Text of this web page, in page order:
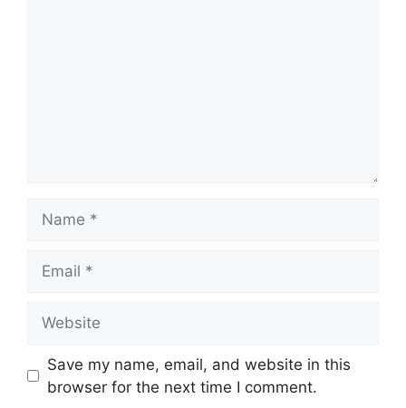
Save my name, email, and website in this
browser for the next time I comment.